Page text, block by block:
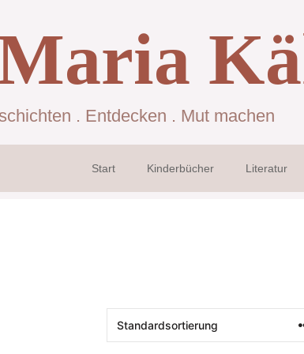
. Entdecken . Mut machen
Start Kinderbücher Literatur